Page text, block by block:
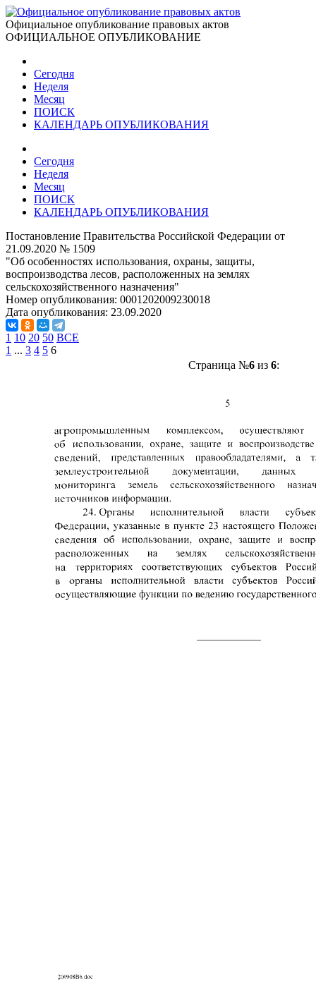
Официальное опубликование правовых актов
ОФИЦИАЛЬНОЕ ОПУБЛИКОВАНИЕ
Сегодня
Неделя
Месяц
ПОИСК
КАЛЕНДАРЬ ОПУБЛИКОВАНИЯ
Сегодня
Неделя
Месяц
ПОИСК
КАЛЕНДАРЬ ОПУБЛИКОВАНИЯ
Постановление Правительства Российской Федерации от
21.09.2020 № 1509
"Об особенностях использования, охраны, защиты,
воспроизводства лесов, расположенных на землях
сельскохозяйственного назначения"
Номер опубликования: 0001202009230018
Дата опубликования: 23.09.2020
1 10 20 50 ВСЕ
1 ... 3 4 5 6
Страница №6из 6: